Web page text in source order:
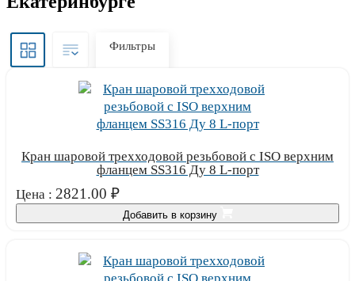
Фильтры
Кран шаровой трехходовой резьбовой с ISO верхним
фланцем SS316 Ду 8 L-порт
Цена : 2821.00 ₽
Добавить в корзину